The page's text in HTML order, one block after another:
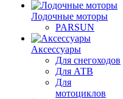
Лодочные моторы
PARSUN
Аксессуары
Для снегоходов
Для АТВ
Для
мотоциклов